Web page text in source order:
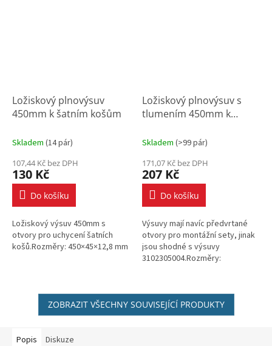
Ložiskový plnovýsuv
450mm k šatním košům
Skladem (14 pár)
107,44 Kč bez DPH
130 Kč
Do košíku
Ložiskový výsuv 450mm s
otvory pro uchycení šatních
košů.Rozměry: 450×45×12,8 mm
Ložiskový plnovýsuv s
tlumením 450mm k
Skladem (>99 pár)
171,07 Kč bez DPH
207 Kč
Do košíku
Výsuvy mají navíc předvrtané
otvory pro montážní sety, jinak
jsou shodné s výsuvy
3102305004.Rozměry:
ZOBRAZIT VŠECHNY SOUVISEJÍCÍ PRODUKTY
Popis Diskuze